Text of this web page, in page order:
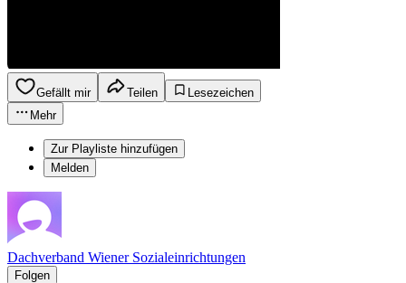
Gefällt mir Teilen
Lesezeichen
Mehr
Zur Playliste hinzufügen
Melden
Dachverband Wiener Sozialeinrichtungen
Folgen